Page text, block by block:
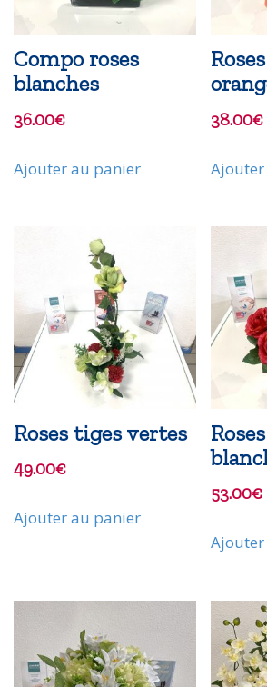
Compo roses
blanches
36.00€
Ajouter au panier
38.00€
Roses tiges vertes
49.00€
Ajouter au panier
53.00€